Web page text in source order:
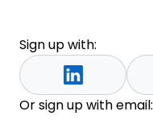
Sign up with:
Or sign up with email: